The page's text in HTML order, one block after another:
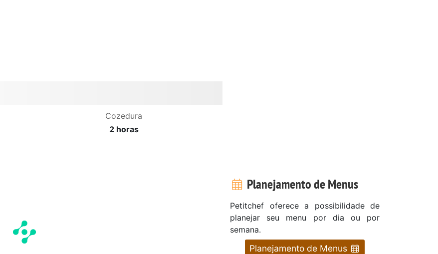
Cozedura
2 horas
Planejamento de Menus
Petitchef oferece a possibilidade de
planejar seu menu por dia ou por
semana.
Planejamento de Menus